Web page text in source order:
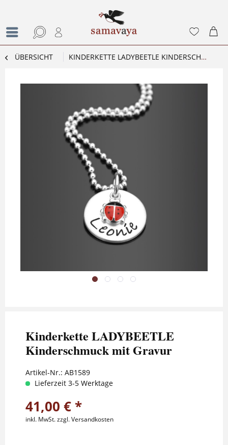
ÜBERSICHT KINDERKETTE LADYBEETLE KINDERSCHMUCK MIT GRAVUR
Kinderkette LADYBEETLE
Kinderschmuck mit Gravur
Artikel-Nr.: AB1589
Lieferzeit 3-5 Werktage
41,00 € *
inkl. MwSt.zzgl. Versandkosten